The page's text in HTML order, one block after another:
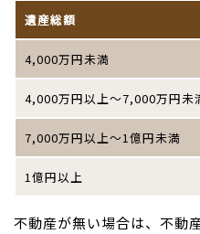
遺産総額
4,000万円未満
4,000万円以上～7,000万円未
7,000万円以上～1億円未満
1億円以上
不動産が無い場合は、不動